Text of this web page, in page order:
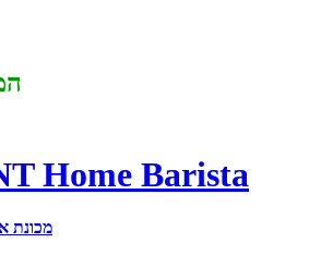
Home Barista
מכונת